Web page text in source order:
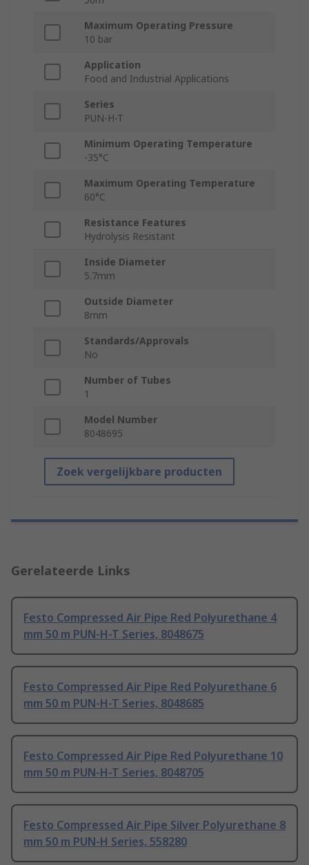
Maximum Operating Pressure
10 bar
Application
Food and Industrial Applications
Series
PUN-H-T
Minimum Operating Temperature
-35°C
Maximum Operating Temperature
60°C
Resistance Features
Hydrolysis Resistant
Inside Diameter
5.7mm
Outside Diameter
8mm
Standards/Approvals
No
Number of Tubes
1
Model Number
8048695
Zoek vergelijkbare producten
Gerelateerde Links
Festo Compressed Air Pipe Red Polyurethane 4
mm 50 m PUN-H-T Series, 8048675
Festo Compressed Air Pipe Red Polyurethane 6
mm 50 m PUN-H-T Series, 8048685
Festo Compressed Air Pipe Red Polyurethane 10
mm 50 m PUN-H-T Series, 8048705
Festo Compressed Air Pipe Silver Polyurethane 8
mm 50 m PUN-H Series, 558280